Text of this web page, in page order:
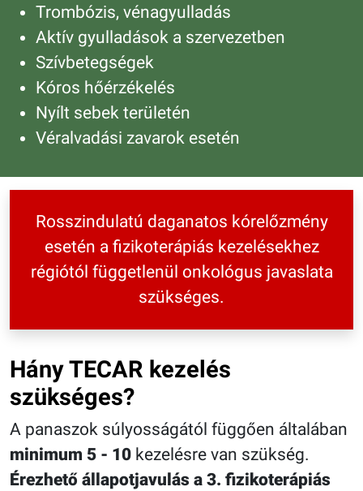
Trombózis, vénagyulladás
Aktív gyulladások a szervezetben
Szívbetegségek
Kóros hőérzékelés
Nyílt sebek területén
Véralvadási zavarok esetén
Rosszindulatú daganatos kórelőzmény
esetén a fizikoterápiás kezelésekhez
régiótól függetlenül onkológus javaslata
szükséges.
Hány TECAR kezelés
szükséges?
A panaszok súlyosságától függően általában
minimum 5 - 10 kezelésre van szükség.
Érezhető állapotjavulás a 3. fizikoterápiás